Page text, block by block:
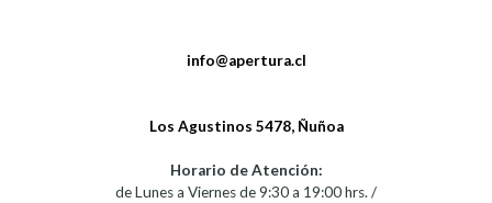
info@apertura.cl
Los Agustinos 5478, Ñuñoa
Horario de Atención:
de Lunes a Viernes de 9:30 a 19:00 hrs. /